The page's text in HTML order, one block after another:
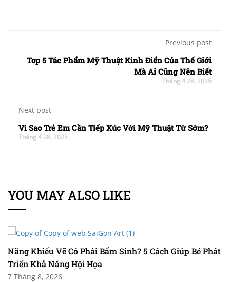
Previous post
Top 5 Tác Phẩm Mỹ Thuật Kinh Điển Của Thế Giới
Mà Ai Cũng Nên Biết
Tháng 4 28, 2025
Next post
Vì Sao Trẻ Em Cần Tiếp Xúc Với Mỹ Thuật Từ Sớm?
Tháng 4 28, 2025
YOU MAY ALSO LIKE
Năng Khiếu Vẽ Có Phải Bẩm Sinh? 5 Cách Giúp Bé Phát
Triển Khả Năng Hội Họa
7 Tháng 8, 2026